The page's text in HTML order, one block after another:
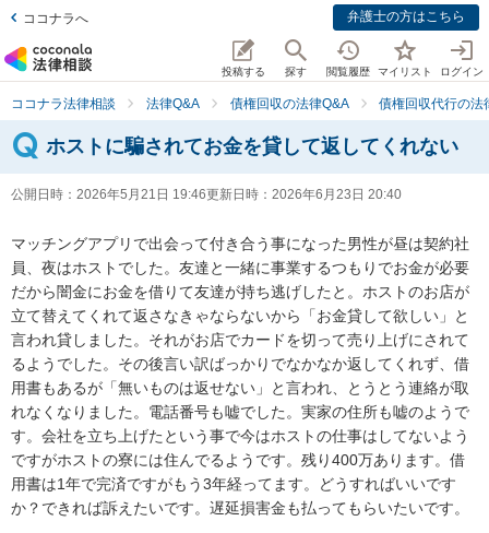
ココナラへ 弁護士の方はこちら
投稿する 探す 閲覧履歴 マイリスト ログイン
ココナラ法律相談 法律Q&A 債権回収の法律Q&A 債権回収代行の法
ホストに騙されてお金を貸して返してくれない
公開日時： 2026年5月21日 19:46更新日時： 2026年6月23日 20:40
マッチングアプリで出会って付き合う事になった男性が昼は契約社
員、夜はホストでした。友達と一緒に事業するつもりでお金が必要
だから闇金にお金を借りて友達が持ち逃げしたと。ホストのお店が
立て替えてくれて返さなきゃならないから「お金貸して欲しい」と
言われ貸しました。それがお店でカードを切って売り上げにされて
るようでした。その後言い訳ばっかりでなかなか返してくれず、借
用書もあるが「無いものは返せない」と言われ、とうとう連絡が取
れなくなりました。電話番号も嘘でした。実家の住所も嘘のようで
す。会社を立ち上げたという事で今はホストの仕事はしてないよう
ですがホストの寮には住んでるようです。残り400万あります。借
用書は1年で完済ですがもう3年経ってます。どうすればいいです
か？できれば訴えたいです。遅延損害金も払ってもらいたいです。